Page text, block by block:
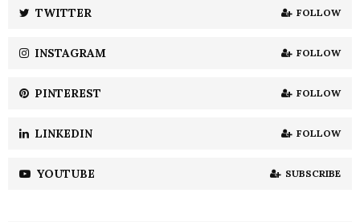
H
TWITTER FOLLOW
INSTAGRAM FOLLOW
PINTEREST FOLLOW
LINKEDIN FOLLOW
YOUTUBE SUBSCRIBE